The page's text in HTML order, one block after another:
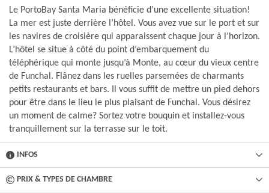
Le PortoBay Santa Maria bénéficie d’une excellente situation!
La mer est juste derrière l’hôtel. Vous avez vue sur le port et sur
les navires de croisière qui apparaissent chaque jour à l’horizon.
L’hôtel se situe à côté du point d’embarquement du
téléphérique qui monte jusqu’à Monte, au cœur du vieux centre
de Funchal. Flânez dans les ruelles parsemées de charmants
petits restaurants et bars. Il vous suffit de mettre un pied dehors
pour être dans le lieu le plus plaisant de Funchal. Vous désirez
un moment de calme? Sortez votre bouquin et installez-vous
tranquillement sur la terrasse sur le toit.
INFOS
PRIX & TYPES DE CHAMBRE